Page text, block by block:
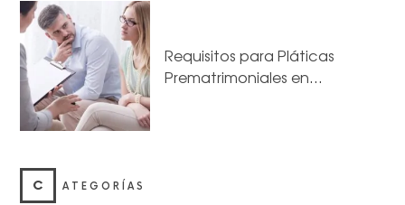
Requisitos para Pláticas
Prematrimoniales en…
C ATEGORÍAS